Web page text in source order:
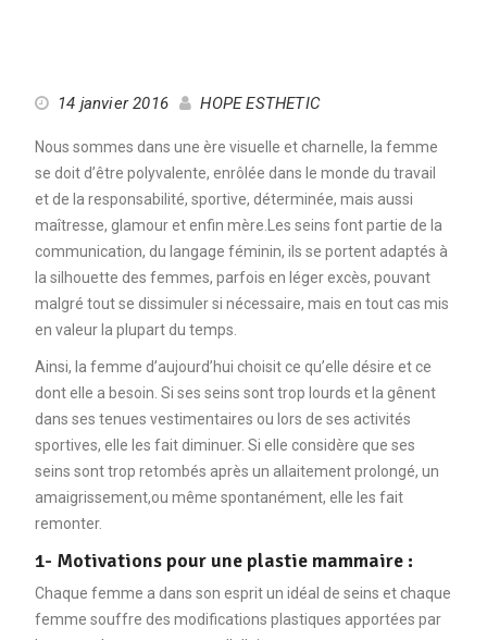
14 janvier 2016 HOPE ESTHETIC
Nous sommes dans une ère visuelle et charnelle, la femme
se doit d’être polyvalente, enrôlée dans le monde du travail
et de la responsabilité, sportive, déterminée, mais aussi
maîtresse, glamour et enfin mère.Les seins font partie de la
communication, du langage féminin, ils se portent adaptés à
la silhouette des femmes, parfois en léger excès, pouvant
malgré tout se dissimuler si nécessaire, mais en tout cas mis
en valeur la plupart du temps.
Ainsi, la femme d’aujourd’hui choisit ce qu’elle désire et ce
dont elle a besoin. Si ses seins sont trop lourds et la gênent
dans ses tenues vestimentaires ou lors de ses activités
sportives, elle les fait diminuer. Si elle considère que ses
seins sont trop retombés après un allaitement prolongé, un
amaigrissement,ou même spontanément, elle les fait
remonter.
1- Motivations pour une plastie mammaire :
Chaque femme a dans son esprit un idéal de seins et chaque
femme souffre des modifications plastiques apportées par